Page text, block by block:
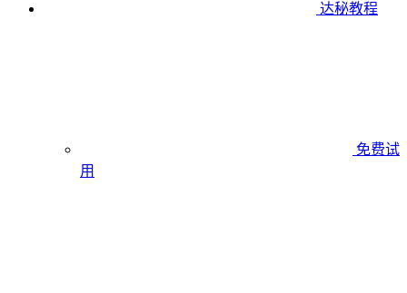
达秘教程
免费试
用